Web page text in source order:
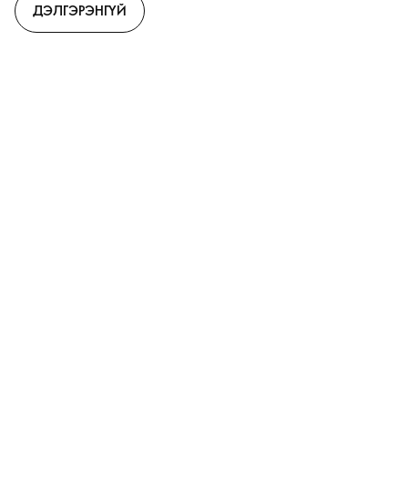
ДЭЛГЭРЭНГҮЙ